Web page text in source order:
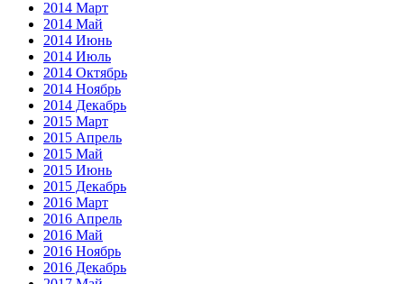
2014 Март
2014 Май
2014 Июнь
2014 Июль
2014 Октябрь
2014 Ноябрь
2014 Декабрь
2015 Март
2015 Апрель
2015 Май
2015 Июнь
2015 Декабрь
2016 Март
2016 Апрель
2016 Май
2016 Ноябрь
2016 Декабрь